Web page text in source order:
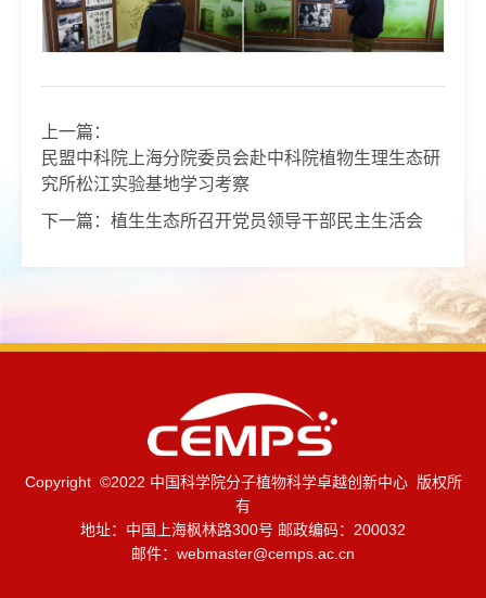
上一篇：
民盟中科院上海分院委员会赴中科院植物生理生态研
究所松江实验基地学习考察
下一篇： 植生生态所召开党员领导干部民主生活会
Copyright ©2022 中国科学院分子植物科学卓越创新中心 版权所
有
地址：中国上海枫林路300号 邮政编码：200032
邮件： webmaster@cemps.ac.cn